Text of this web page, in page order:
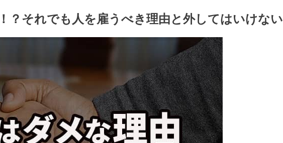
？それでも人を雇うべき理由と外してはいけな